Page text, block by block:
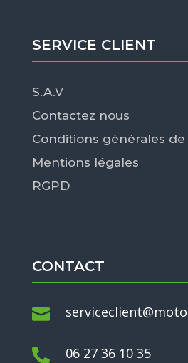
SERVICE CLIENT
S.A.V
Contactez nous
Conditions générales
Mentions légales
RGPD
CONTACT

 06 27 36 10 35